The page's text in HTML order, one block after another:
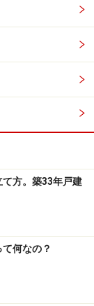
て方。築33年戸建
何なの？